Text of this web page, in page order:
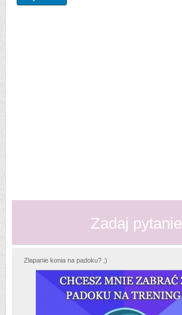
Zadaj pytanie
Złapanie konia na padoku? ;)